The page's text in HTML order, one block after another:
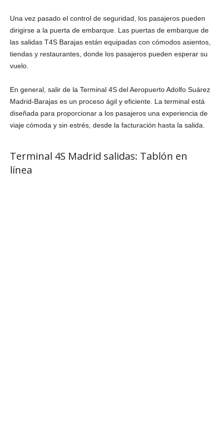
Una vez pasado el control de seguridad, los pasajeros pueden
dirigirse a la puerta de embarque. Las puertas de embarque de
las salidas T4S Barajas están equipadas con cómodos asientos,
tiendas y restaurantes, donde los pasajeros pueden esperar su
vuelo.
En general, salir de la Terminal 4S del Aeropuerto Adolfo Suárez
Madrid-Barajas es un proceso ágil y eficiente. La terminal está
diseñada para proporcionar a los pasajeros una experiencia de
viaje cómoda y sin estrés, desde la facturación hasta la salida.
Terminal 4S Madrid salidas: Tablón en
línea